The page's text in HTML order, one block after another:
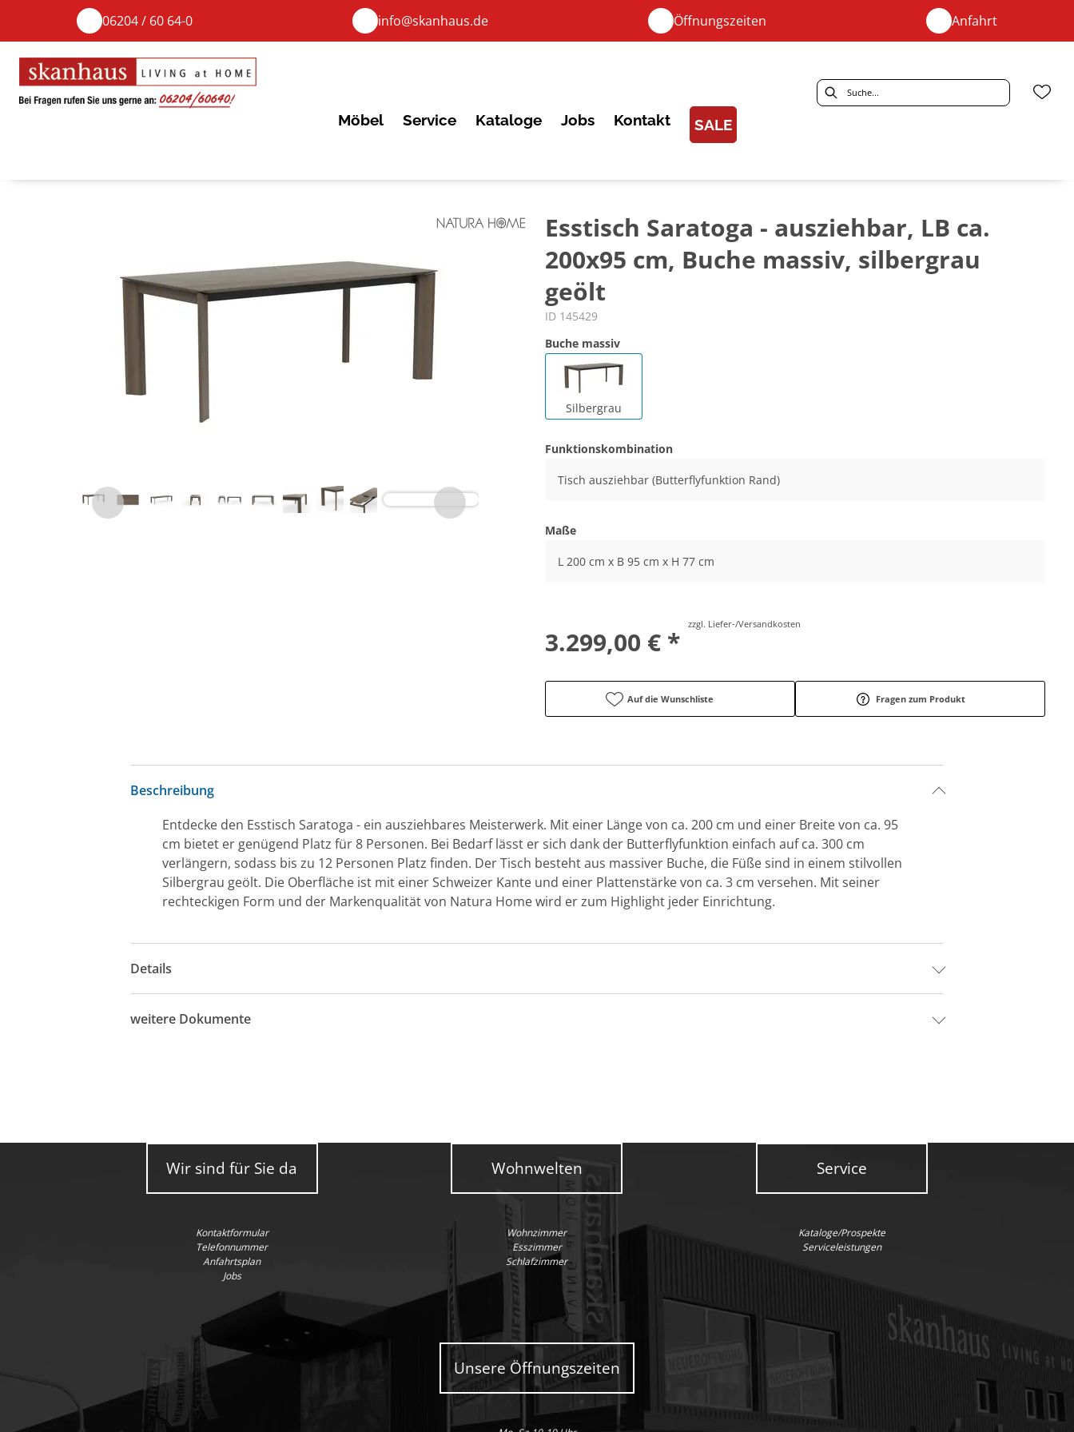
06204 / 60 64-0 info@skanhaus.de Öffnungszeiten Anfahrt
Möbel Service Kataloge Jobs Kontakt SALE
Esstisch Saratoga - ausziehbar, LB ca.
200x95 cm, Buche massiv, silbergrau
geölt
ID 145429
Buche massiv
Silbergrau
Funktionskombination
Tisch ausziehbar (Butterflyfunktion Rand)
Maße
L 200 cm x B 95 cm x H 77 cm
3.299,00 € *
zzgl. Liefer-/Versandkosten
Auf die Wunschliste Fragen zum Produkt
Beschreibung
Entdecke den Esstisch Saratoga - ein ausziehbares Meisterwerk. Mit einer Länge von ca. 200 cm und einer Breite von ca. 95
cm bietet er genügend Platz für 8 Personen. Bei Bedarf lässt er sich dank der Butterflyfunktion einfach auf ca. 300 cm
verlängern, sodass bis zu 12 Personen Platz finden. Der Tisch besteht aus massiver Buche, die Füße sind in einem stilvollen
Silbergrau geölt. Die Oberfläche ist mit einer Schweizer Kante und einer Plattenstärke von ca. 3 cm versehen. Mit seiner
rechteckigen Form und der Markenqualität von Natura Home wird er zum Highlight jeder Einrichtung.
Details
weitere Dokumente
Wir sind für Sie da
Kontaktformular
Telefonnummer
Anfahrtsplan
Jobs
Wohnwelten
Wohnzimmer
Esszimmer
Schlafzimmer
Service
Kataloge/Prospekte
Serviceleistungen
Unsere Öffnungszeiten